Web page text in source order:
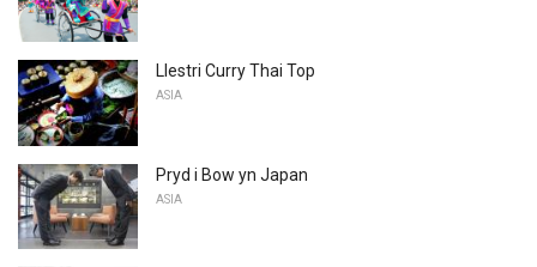
Llestri Curry Thai Top
ASIA
Pryd i Bow yn Japan
ASIA